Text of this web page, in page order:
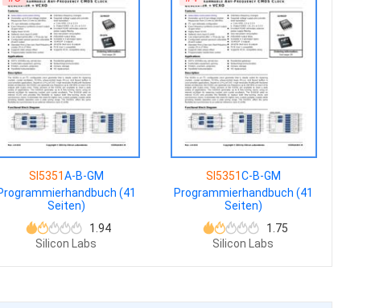
SI5351A-B-GM
(41
Seiten)
1.94
Silicon Labs
SI5351C-B-GM
Programmierhandbuch (41
Seiten)
1.75
Silicon Labs